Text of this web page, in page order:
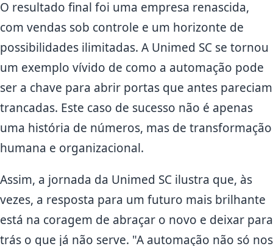
O resultado final foi uma empresa renascida,
com vendas sob controle e um horizonte de
possibilidades ilimitadas. A Unimed SC se tornou
um exemplo vívido de como a automação pode
ser a chave para abrir portas que antes pareciam
trancadas. Este caso de sucesso não é apenas
uma história de números, mas de transformação
humana e organizacional.
Assim, a jornada da Unimed SC ilustra que, às
vezes, a resposta para um futuro mais brilhante
está na coragem de abraçar o novo e deixar para
trás o que já não serve. "A automação não só nos